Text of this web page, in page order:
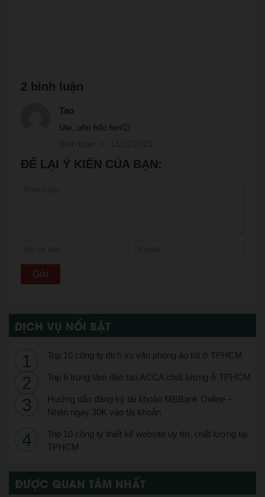
2 bình luận
Tao
Ute, ufm bốc hơi🙂
Bình luận
13/12/2023
ĐỂ LẠI Ý KIẾN CỦA BẠN:
DỊCH VỤ NỔI BẬT
Top 10 công ty dịch vụ văn phòng ảo tốt ở TPHCM
Top 6 trung tâm đào tạo ACCA chất lượng ở TPHCM
Hướng dẫn đăng ký tài khoản MBBank Online –
Nhận ngay 30K vào tài khoản
Top 10 công ty thiết kế website uy tín, chất lượng tại
TPHCM
ĐƯỢC QUAN TÂM NHẤT